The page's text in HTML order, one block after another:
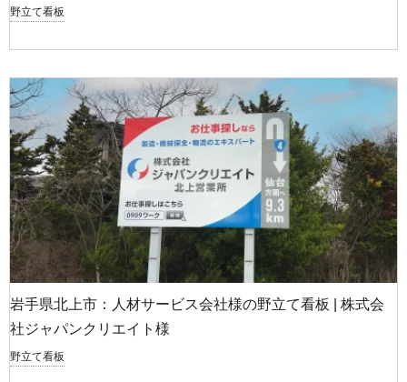
野立て看板
岩手県北上市：人材サービス会社様の野立て看板 | 株式会
社ジャパンクリエイト様
野立て看板